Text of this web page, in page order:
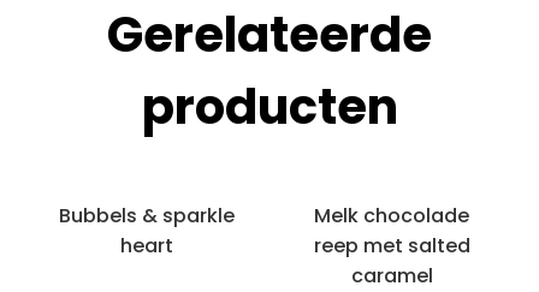
Gerelateerde
producten
Bubbels & sparkle
heart
Melk chocolade
reep met salted
caramel